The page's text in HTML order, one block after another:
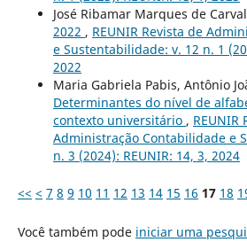
José Ribamar Marques de
2022 , REUNIR Revista de
e Sustentabilidade: v. 12 n. 1
2022
Maria Gabriela Pabis, Antônio
Determinantes do nível de
contexto universitário , REUNIR
Administração Contabilidade e
n. 3 (2024): REUNIR: 14, 3, 2024
<< < 7 8 9 10 11 12 13 14 15 16 17 18
Você também pode iniciar uma